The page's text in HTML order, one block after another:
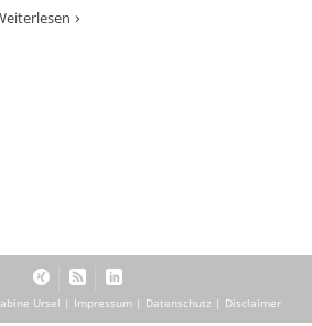
Ursel | Impressum | Datenschutz | Disclaimer